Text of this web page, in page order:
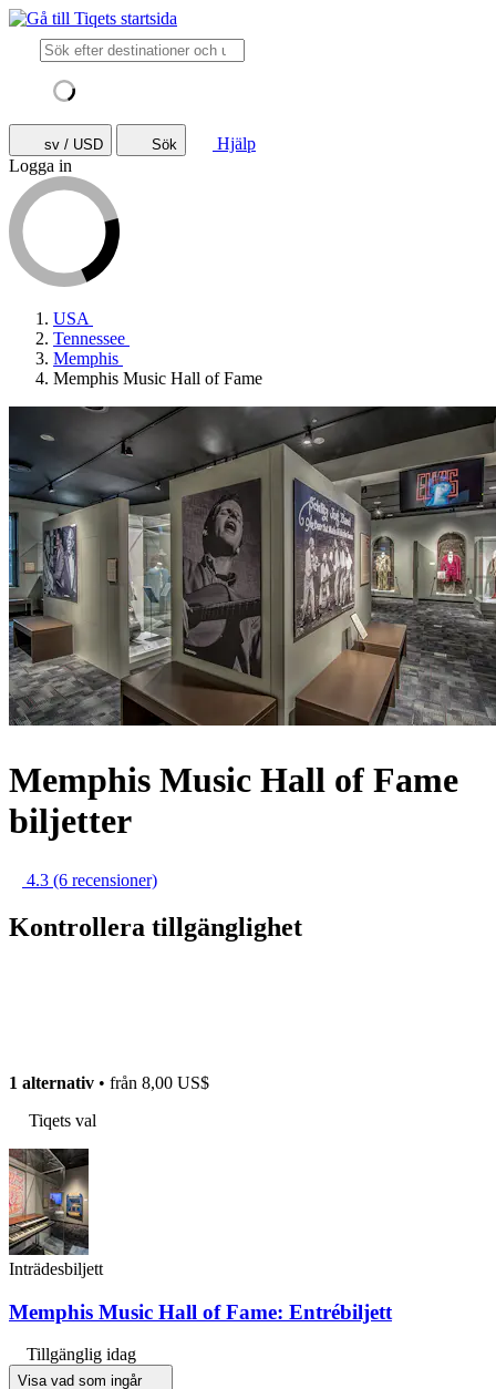
sv / USD Sök
Hjälp
Logga in
USA
Tennessee
Memphis
Memphis Music Hall of Fame
Memphis Music Hall of Fame
biljetter
4.3 (6 recensioner)
Kontrollera tillgänglighet
1 alternativ • från 8,00 US$
Tiqets val
Inträdesbiljett
Memphis Music Hall of Fame: Entrébiljett
Tillgänglig idag
Visa vad som ingår